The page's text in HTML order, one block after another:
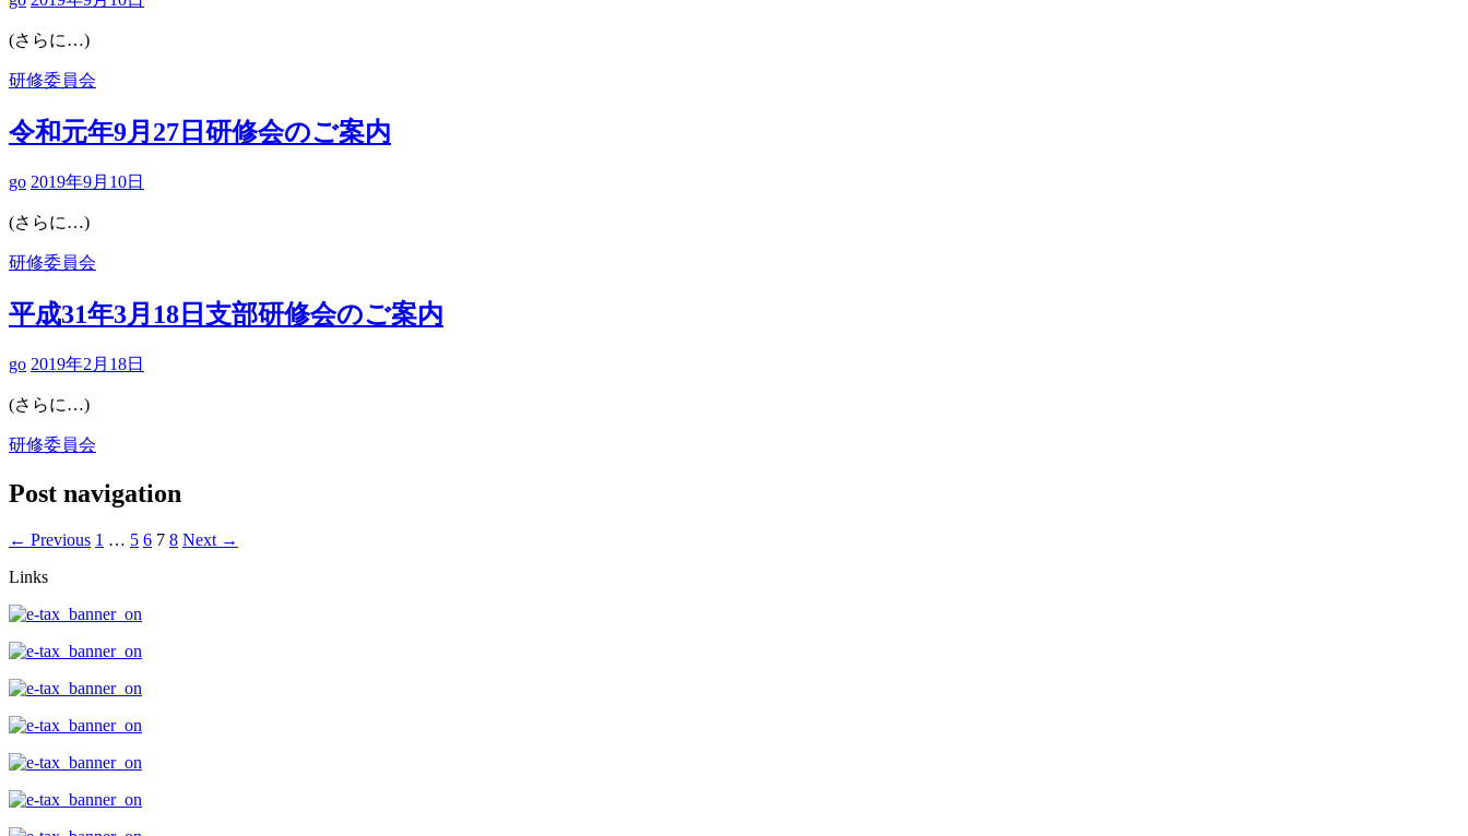
(さらに…)
研修委員会
令和元年9月27日研修会のご案内
go 2019年9月10日
(さらに…)
研修委員会
平成31年3月18日支部研修会のご案内
go 2019年2月18日
(さらに…)
研修委員会
Post navigation
← Previous 1 … 5 6 7 8 Next →
Links